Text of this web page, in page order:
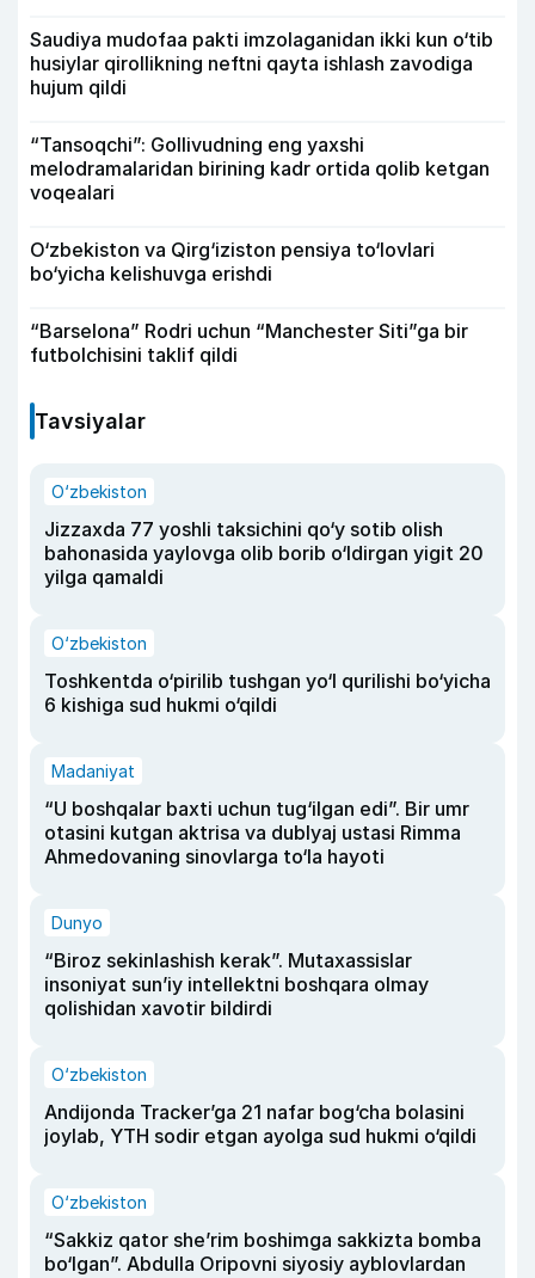
Saudiya mudofaa pakti imzolaganidan ikki kun o‘tib
husiylar qirollikning neftni qayta ishlash zavodiga
hujum qildi
“Tansoqchi”: Gollivudning eng yaxshi
melodramalaridan birining kadr ortida qolib ketgan
voqealari
O‘zbekiston va Qirg‘iziston pensiya to‘lovlari
bo‘yicha kelishuvga erishdi
“Barselona” Rodri uchun “Manchester Siti”ga bir
futbolchisini taklif qildi
Tavsiyalar
O‘zbekiston
Jizzaxda 77 yoshli taksichini qo‘y sotib olish
bahonasida yaylovga olib borib o‘ldirgan yigit 20
yilga qamaldi
O‘zbekiston
Toshkentda o‘pirilib tushgan yo‘l qurilishi bo‘yicha
6 kishiga sud hukmi o‘qildi
Madaniyat
“U boshqalar baxti uchun tug‘ilgan edi”. Bir umr
otasini kutgan aktrisa va dublyaj ustasi Rimma
Ahmedovaning sinovlarga to‘la hayoti
Dunyo
“Biroz sekinlashish kerak”. Mutaxassislar
insoniyat sun’iy intellektni boshqara olmay
qolishidan xavotir bildirdi
O‘zbekiston
Andijonda Tracker’ga 21 nafar bog‘cha bolasini
joylab, YTH sodir etgan ayolga sud hukmi o‘qildi
O‘zbekiston
“Sakkiz qator she’rim boshimga sakkizta bomba
bo‘lgan”. Abdulla Oripovni siyosiy ayblovlardan